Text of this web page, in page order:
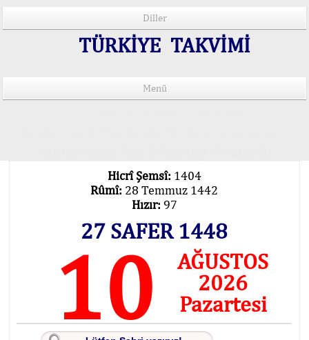
Diller
TÜRKİYE TAKVİMİ
Menü
Hicrî Şemsî: 1404
Rûmî: 28 Temmuz 1442
Hızır: 97
27 SAFER 1448
10
AĞUSTOS
2026
Pazartesi